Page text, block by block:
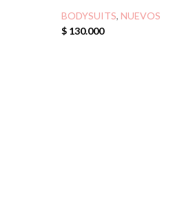
BODYSUITS, NUEVOS
$ 130.000